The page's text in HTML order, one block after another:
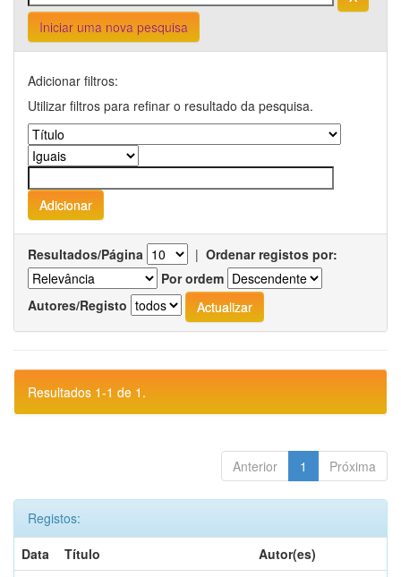
Iniciar uma nova pesquisa
Adicionar filtros:
Utilizar filtros para refinar o resultado da pesquisa.
Resultados/Página | Ordenar registos por:
Por ordem
Autores/Registo
Resultados 1-1 de 1.
Anterior 1 Próxima
Registos:
Data
Título
Autor(es)